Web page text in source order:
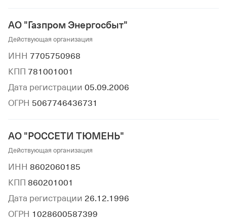
АО "Газпром Энергосбыт"
Действующая организация
ИНН 7705750968
КПП 781001001
Дата регистрации 05.09.2006
ОГРН 5067746436731
АО "РОССЕТИ ТЮМЕНЬ"
Действующая организация
ИНН 8602060185
КПП 860201001
Дата регистрации 26.12.1996
ОГРН 1028600587399